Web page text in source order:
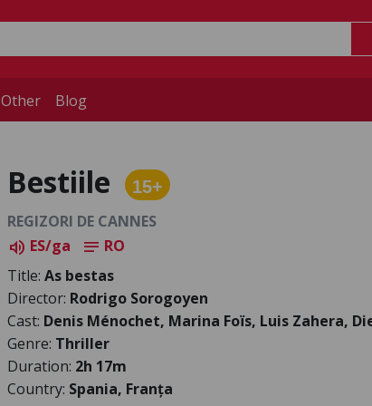
Other Blog
Bestiile
15+
REGIZORI DE CANNES
volume_up ES/ga notes RO
Title: As bestas
Director: Rodrigo Sorogoyen
Cast: Denis Ménochet, Marina Foïs, Luis Zahera,
Genre: Thriller
Duration: 2h 17m
Country: Spania, Franța